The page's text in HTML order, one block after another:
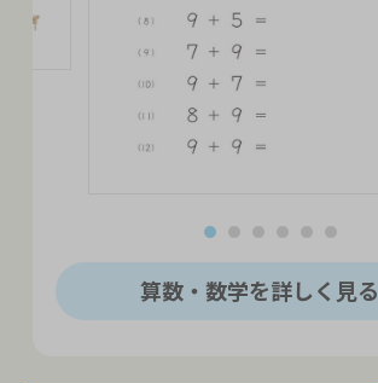
算数・数学を詳しく見る